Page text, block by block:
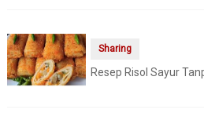
Sharing
Resep Risol Sayur